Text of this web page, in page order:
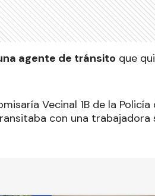
agente de tránsito que
Vecinal 1B de la Policía
con una trabajadora